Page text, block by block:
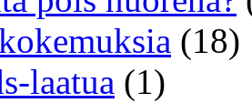
(18)
laatua (1)